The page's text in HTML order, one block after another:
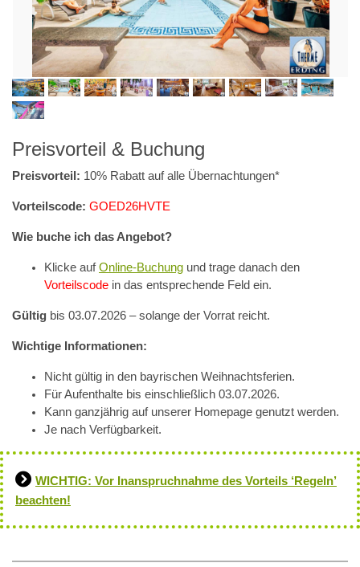
Preisvorteil & Buchung
Preisvorteil: 10% Rabatt auf alle Übernachtungen*
Vorteilscode: GOED26HVTE
Wie buche ich das Angebot?
Klicke aufOnline-Buchung und trage danach den
Vorteilscode in das entsprechende Feld ein.
Gültig bis 03.07.2026 – solange der Vorrat reicht.
Wichtige Informationen:
Nicht gültig in den bayrischen Weihnachtsferien.
Für Aufenthalte bis einschließlich 03.07.2026.
Kann ganzjährig auf unserer Homepage genutzt werden.
Je nach Verfügbarkeit.
WICHTIG: Vor Inanspruchnahme des Vorteils ‘Regeln’
beachten!